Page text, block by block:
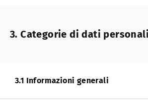
3. Categorie di dati
3.1 Informazioni generali